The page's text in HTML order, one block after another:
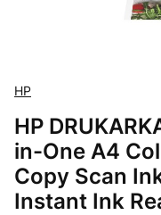
HP
HP
in-One A4
Copy Scan
Instant Ink